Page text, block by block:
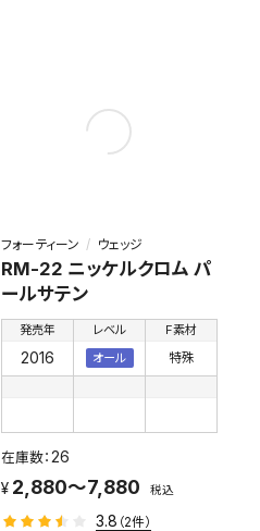
フォーティーン ウェッジ
RM-22 ニッケルクロム パ
ールサテン
発売年
2016
レベル
オール
F素材
特殊
26
2,880～7,880 税込
3.8 （2件）